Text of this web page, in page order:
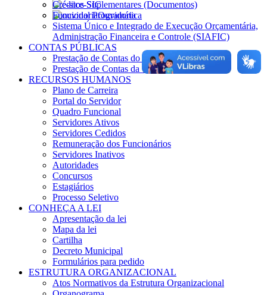
e-SIC
Ouvidoria
Créditos Suplementares (Documentos)
Funcional Programática
Sistema Único e Integrado de Execução Orçamentária,
Administração Financeira e Controle (SIAFIC)
CONTAS PÚBLICAS
Prestação de Contas do Governo
Prestação de Contas da Gestão
RECURSOS HUMANOS
Plano de Carreira
Portal do Servidor
Quadro Funcional
Servidores Ativos
Servidores Cedidos
Remuneração dos Funcionários
Servidores Inativos
Autoridades
Concursos
Estagiários
Processo Seletivo
CONHEÇA A LEI
Apresentação da lei
Mapa da lei
Cartilha
Decreto Municipal
Formulários para pedido
ESTRUTURA ORGANIZACIONAL
Atos Normativos da Estrutura Organizacional